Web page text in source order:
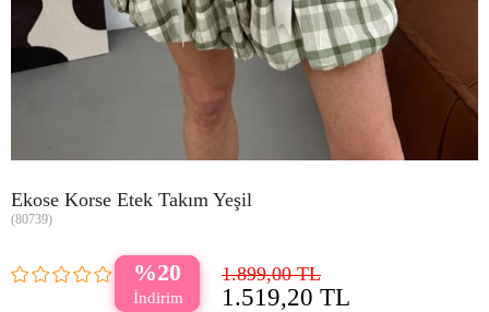
Ekose Korse Etek Takım Yeşil
(80739)
20 1.899,00 TL
1.519,20 TL